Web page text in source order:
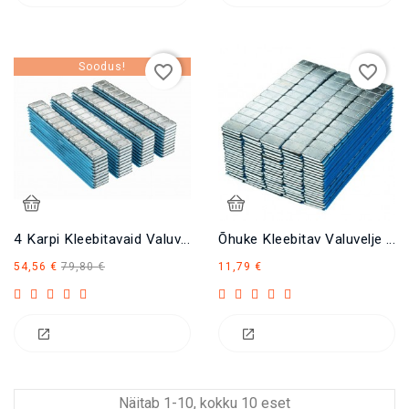
Soodus!
4 Karpi Kleebitavaid Valuvelje Raskuseid Zn 5x12 60 Gr.
54,56 € Tavahind
79,80 €Hind
favorite_border
Õhuke Kleebitav Valuvelje Raskus Zn 2,5x12 30 Gr.
11,79 €
favorite_border
Näitab 1-10, kokku 10 eset